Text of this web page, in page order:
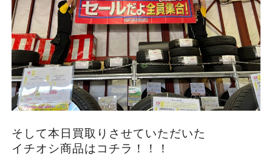
そして本日買取りさせていただいた
イチオシ商品はコチラ！！！